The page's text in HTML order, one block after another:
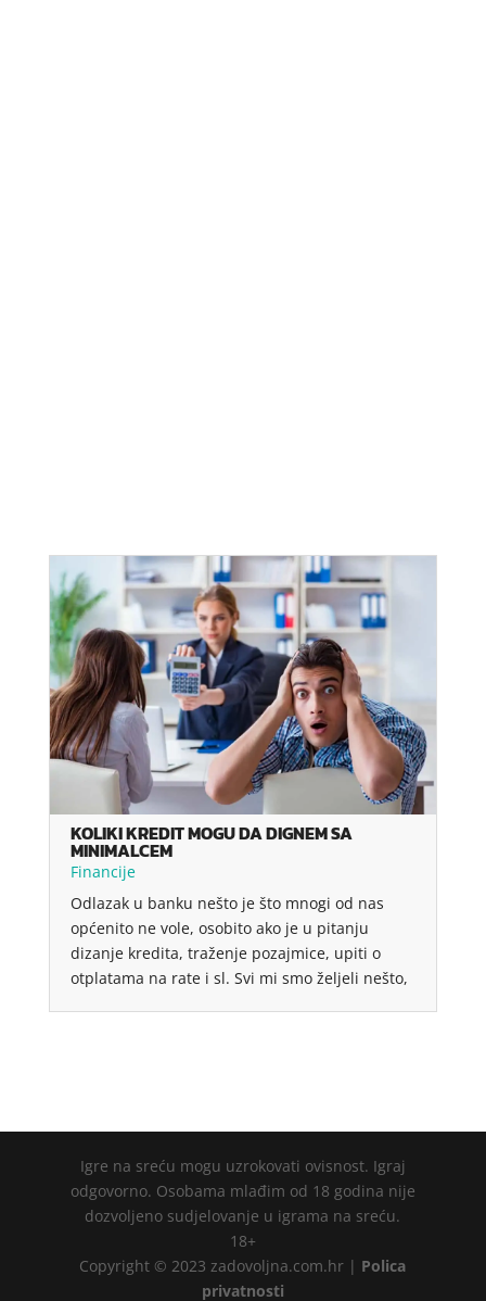
KOLIKI KREDIT MOGU DA DIGNEM SA
MINIMALCEM
Financije
Odlazak u banku nešto je što mnogi od nas
općenito ne vole, osobito ako je u pitanju
dizanje kredita, traženje pozajmice, upiti o
otplatama na rate i sl. Svi mi smo željeli nešto,
Igre na sreću mogu uzrokovati ovisnost. Igraj
odgovorno. Osobama mlađim od 18 godina nije
dozvoljeno sudjelovanje u igrama na sreću.
18+
Copyright © 2023 zadovoljna.com.hr | Polica
privatnosti